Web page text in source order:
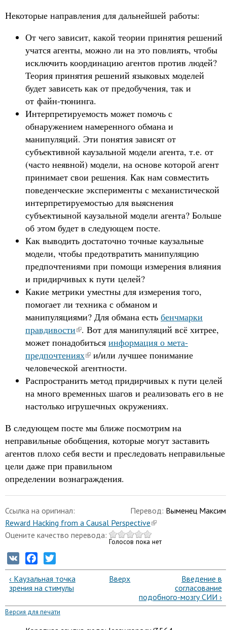
Некоторые направления для дальнейшей работы:
От чего зависит, какой теории принятия решений
учатся агенты, можно ли на это повлиять, чтобы
исключить координацию агентов против людей?
Теория принятия решений языковых моделей
будет зависеть как от предобучения, так и
от файн-тюнинга.
Интерпретируемость может помочь с
обнаружением намеренного обмана и
манипуляций. Эти понятия зависят от
субъективной каузальной модели агента, т.е. от
(часто неявной) модели, на основе которой агент
принимает свои решения. Как нам совместить
поведенческие эксперименты с механистической
интерпретируемостью для выяснения
субъектиыной каузальной модели агента? Больше
об этом будет в следующем посте.
Как выводить достаточно точные каузальные
модели, чтобы предотвратить манипуляцию
предпочтениями при помощи измерения влияния
и придирчивых к пути целей?
Какие метрики уместны для измерения того,
помогает ли техника с обманом и
манипуляциями? Для обмана есть бенчмарки
правдивости . Вот для манипуляций всё хитрее,
может понадобиться информация о мета-
предпочтениях
и/или лучшее понимание
человеческой агентности.
Распространить метод придирчивых к пути целей
на много временных шагов и реализовать его в не
настолько игрушечных окружениях.
В следующем посте мы ближе посмотрим на
неправильные обобщения, которые могут заставить
агентов плохо себя вести и преследовать неправильные
цели даже при правильном
определении вознаграждения.
Перевод: Выменец Максим
Ссылка на оригинал:
Reward Hacking from a Causal Perspective
Оцените качество перевода:
Голосов пока нет
VK Facebook
‹ Каузальная точка
зрения на стимулы
Вверх
Введение в
согласование
подобного-мозгу СИИ ›
Версия для печати